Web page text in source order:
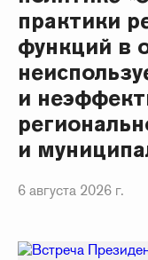
практики
функций в
и
и
6 августа 2026 г.